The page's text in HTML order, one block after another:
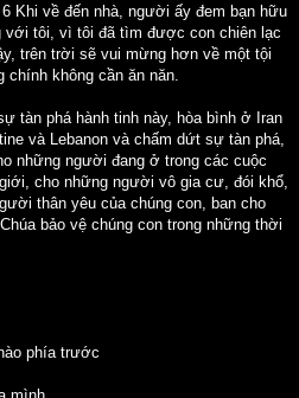
Khi về đến nhà, người ấy đem bạn hữu
với tôi, vì tôi đã tìm được con chiên lạc
trên trời sẽ vui mừng hơn về một tội
không cần ăn năn.
tàn phá hành tinh này, hòa bình ở Iran
và Lebanon và chấm dứt sự tàn phá,
những người đang ở trong các cuộc
cho những người vô gia cư, đói khổ,
thân yêu của chúng con, ban cho
bảo vệ chúng con trong những thời
phía trước